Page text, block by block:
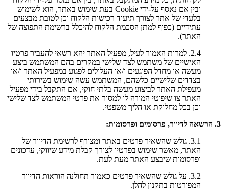
ובין אם נאסף על-ידי Cookie בעת שימוש באתר, הוא לשימוש
בלעדי של אתר לצורך תיעוד רכישות הלקוח וכן לטובת מבצעים
עתידיים (כפוף למתן הסכמת הלקוח להיכלל ברשימת התפוצה של
האתר).
2.4. למרות האמור לעיל, מפעיל האתר יהא רשאי להעביר פרטיו
האישיים של משתמש לצד שלישי במקרים בהם המשתמש ביצע
מעשה או מחדל הפוגעים ו/או העלולים לפגוע במפעיל האתר ו/או
בצדדים שלישיים כלשהם, המשתמש עשה שימוש בשירותי
מעפילת האתר לביצוע מעשה בלתי חוקי, אם התקבל בידי מפעיל
האתר צו שיפוטי המורה לו למסור את פרטי המשתמש לצד שלישי
וכן בכל מחלוקת או הליך משפטי.
3. הרשאה לדיוור, פרסומים ופרסומות:
3.1. גולש שהשאיר פרטים באתר ומצורף לרשימת הדיוור של
האתר, מאשר שימוש בפרטיו לצורך קבלת מידע שיווקי, עדכונים
ופרסומות שיבצע האתר מעת לעת.
3.2. על גולש שהשאיר פרטים כאמור תחולנה הוראות הדיוור
המפורטות בתקנון להלן.